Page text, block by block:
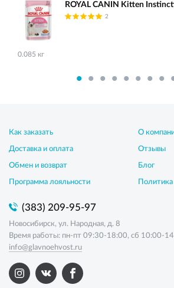
ROYAL CANIN Kitten
2
0.085 кг
Как заказать
Доставка и оплата
Обмен и возврат
Программа лояльности
О
Отзывы
Блог
(383) 209-95-97
Новосибирск, ул. Народная, д. 8
Время работы: пн-пт 09:30-18:00, сб 10:00-
info@glavnoehvost.ru